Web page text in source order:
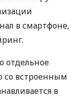
в смартфоне,
отдельное
со встроенным
в